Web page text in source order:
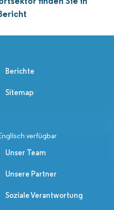
Berichte
Sitemap
verfügbar
Unser Team
Unsere Partner
Soziale Verantwortung